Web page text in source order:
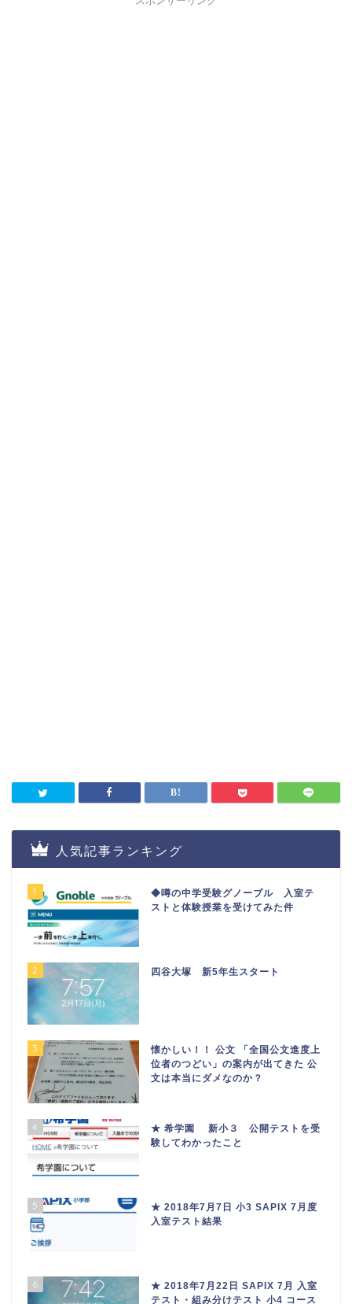
人気記事ランキング
1
◆噂の中学受験グノーブル 入室テ
ストと体験授業を受けてみた件
2 四谷大塚 新5年生スタート
3
懐かしい！！ 公文 「全国公文進度上
位者のつどい」の案内が出てきた 公
文は本当にダメなのか？
4
★ 希学園 新小３ 公開テストを受
験してわかったこと
5
★ 2018年7月7日 小3 SAPIX 7月度
入室テスト結果
6
★ 2018年7月22日 SAPIX 7月 入室
テスト・組み分けテスト 小4 コース